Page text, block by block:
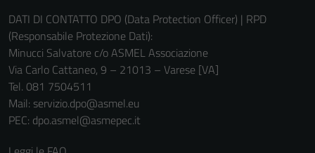
DATI DI CONTATTO DPO (Data Protection Officer) | RPD
(Responsabile Protezione Dati):
Minucci Salvatore c/o ASMEL Associazione
Via Carlo Cattaneo, 9 – 21013 – Varese [VA]
Tel. 081 7504511
Mail: servizio.dpo@asmel.eu
PEC: dpo.asmel@asmepec.it